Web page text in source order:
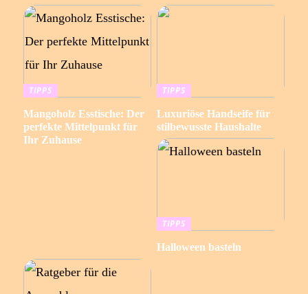
TIPPS
Mangoholz Esstische: Der
perfekte Mittelpunkt für
Ihr Zuhause
TIPPS
Luxuriöse Handseife für
stilbewusste Haushalte
TIPPS
Halloween basteln